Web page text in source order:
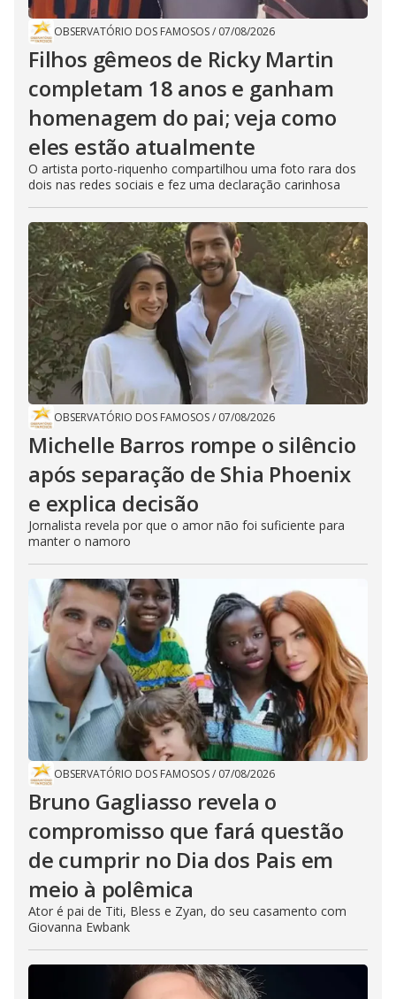
OBSERVATÓRIO DOS FAMOSOS/ 07/08/2026
Filhos gêmeos de Ricky Martin
completam 18 anos e ganham
homenagem do pai; veja como
eles estão atualmente
O artista porto-riquenho compartilhou uma foto rara dos
dois nas redes sociais e fez uma declaração carinhosa
OBSERVATÓRIO DOS FAMOSOS/ 07/08/2026
Michelle Barros rompe o silêncio
após separação de Shia Phoenix
e explica decisão
Jornalista revela por que o amor não foi suficiente para
manter o namoro
OBSERVATÓRIO DOS FAMOSOS/ 07/08/2026
Bruno Gagliasso revela o
compromisso que fará questão
de cumprir no Dia dos Pais em
meio à polêmica
Ator é pai de Titi, Bless e Zyan, do seu casamento com
Giovanna Ewbank